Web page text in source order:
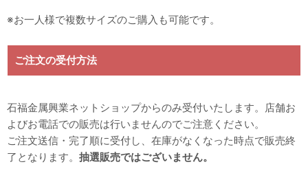
※お一人様で複数サイズのご購入も可能です。
ご注文の受付方法
石福金属興業ネットショップからのみ受付いたします。店舗お
よびお電話での販売は行いませんのでご注意ください。
ご注文送信・完了順に受付し、在庫がなくなった時点で販売終
了となります。 抽選販売ではございません。